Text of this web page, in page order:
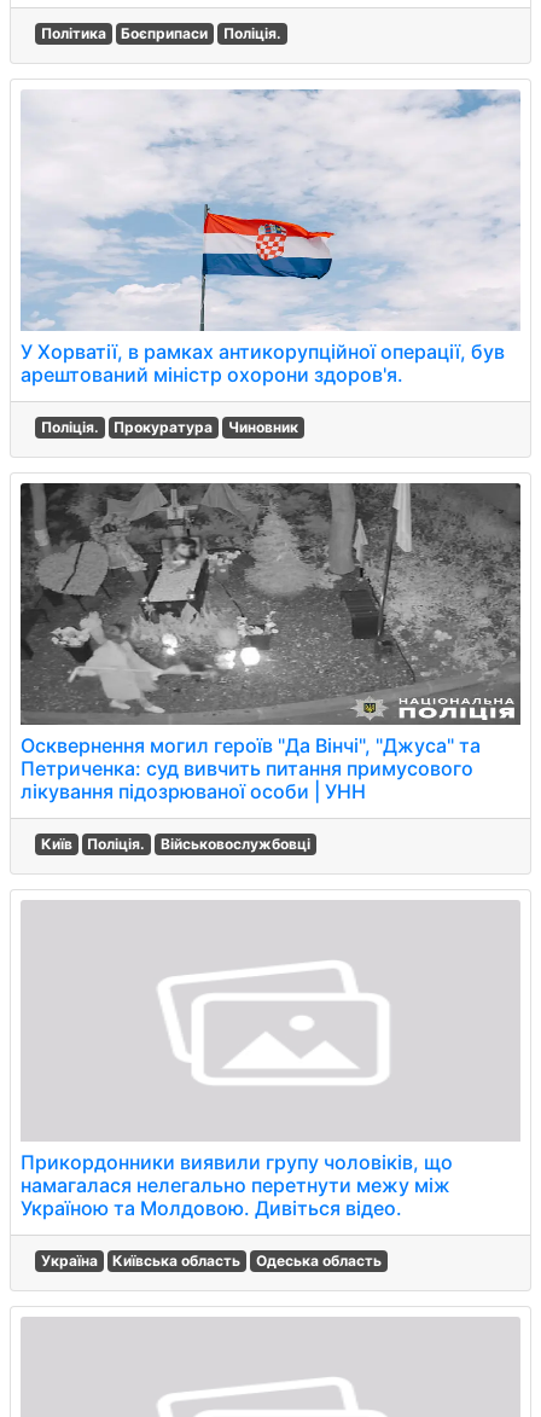
Політика Боєприпаси Поліція.
У Хорватії, в рамках антикорупційної операції, був
арештований міністр охорони здоров'я.
Поліція. Прокуратура Чиновник
Осквернення могил героїв "Да Вінчі", "Джуса" та
Петриченка: суд вивчить питання примусового
лікування підозрюваної особи | УНН
Київ Поліція. Військовослужбовці
Прикордонники виявили групу чоловіків, що
намагалася нелегально перетнути межу між
Україною та Молдовою. Дивіться відео.
Україна Київська область Одеська область